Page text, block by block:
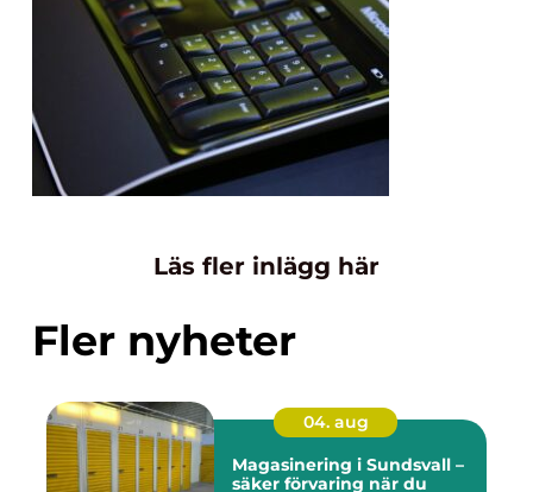
Läs fler inlägg här
Fler nyheter
04. aug
Magasinering i Sundsvall –
säker förvaring när du